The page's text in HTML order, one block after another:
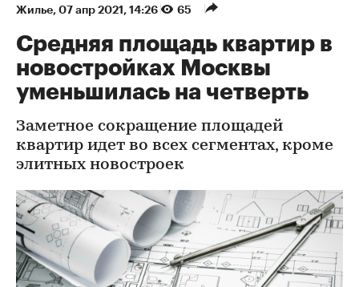
Жилье⁠, 07 апр 2021, 14:26 65
Средняя площадь квартир в
новостройках Москвы
уменьшилась на четверть
Заметное сокращение площадей
квартир идет во всех сегментах, кроме
элитных новостроек